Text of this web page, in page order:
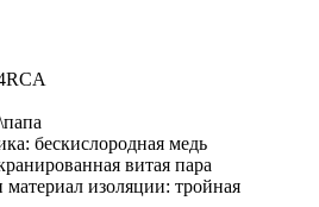
бескислородная медь
витая пара
материал изоляции: тройная